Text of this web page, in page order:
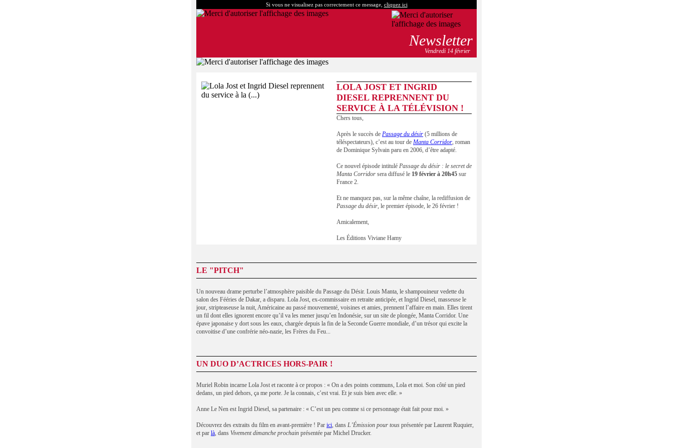
Si vous ne visualisez pas correctement ce message, cliquez ici
Newsletter
Vendredi 14 février
LOLA JOST ET INGRID
DIESEL REPRENNENT DU
SERVICE À LA TÉLÉVISION !
Chers tous,
Après le succès de Passage du désir (5 millions de
téléspectateurs), c’est au tour de Manta Corridor, roman
de Dominique Sylvain paru en 2006, d’être adapté.
Ce nouvel épisode intitulé Passage du désir : le secret de
Manta Corridor sera diffusé le 19 février à 20h45 sur
France 2.
Et ne manquez pas, sur la même chaîne, la rediffusion de
Passage du désir, le premier épisode, le 26 février !
Amicalement,
Les Éditions Viviane Hamy
LE "PITCH"
Un nouveau drame perturbe l’atmosphère paisible du Passage du Désir. Louis Manta, le shampouineur vedette du
salon des Fééries de Dakar, a disparu. Lola Jost, ex-commissaire en retraite anticipée, et Ingrid Diesel, masseuse le
jour, stripteaseuse la nuit, Américaine au passé mouvementé, voisines et amies, prennent l’affaire en main. Elles tirent
un fil dont elles ignorent encore qu’il va les mener jusqu’en Indonésie, sur un site de plongée, Manta Corridor. Une
épave japonaise y dort sous les eaux, chargée depuis la fin de la Seconde Guerre mondiale, d’un trésor qui excite la
convoitise d’une confrérie néo-nazie, les Frères du Feu...
UN DUO D’ACTRICES HORS-PAIR !
Muriel Robin incarne Lola Jost et raconte à ce propos : « On a des points communs, Lola et moi. Son côté un pied
dedans, un pied dehors, ça me porte. Je la connais, c’est vrai. Et je suis bien avec elle. »
Anne Le Nen est Ingrid Diesel, sa partenaire : « C’est un peu comme si ce personnage était fait pour moi. »
Découvrez des extraits du film en avant-première ! Par ici, dans L’Émission pour tous présentée par Laurent Ruquier,
et par là, dans Vivement dimanche prochain présentée par Michel Drucker.